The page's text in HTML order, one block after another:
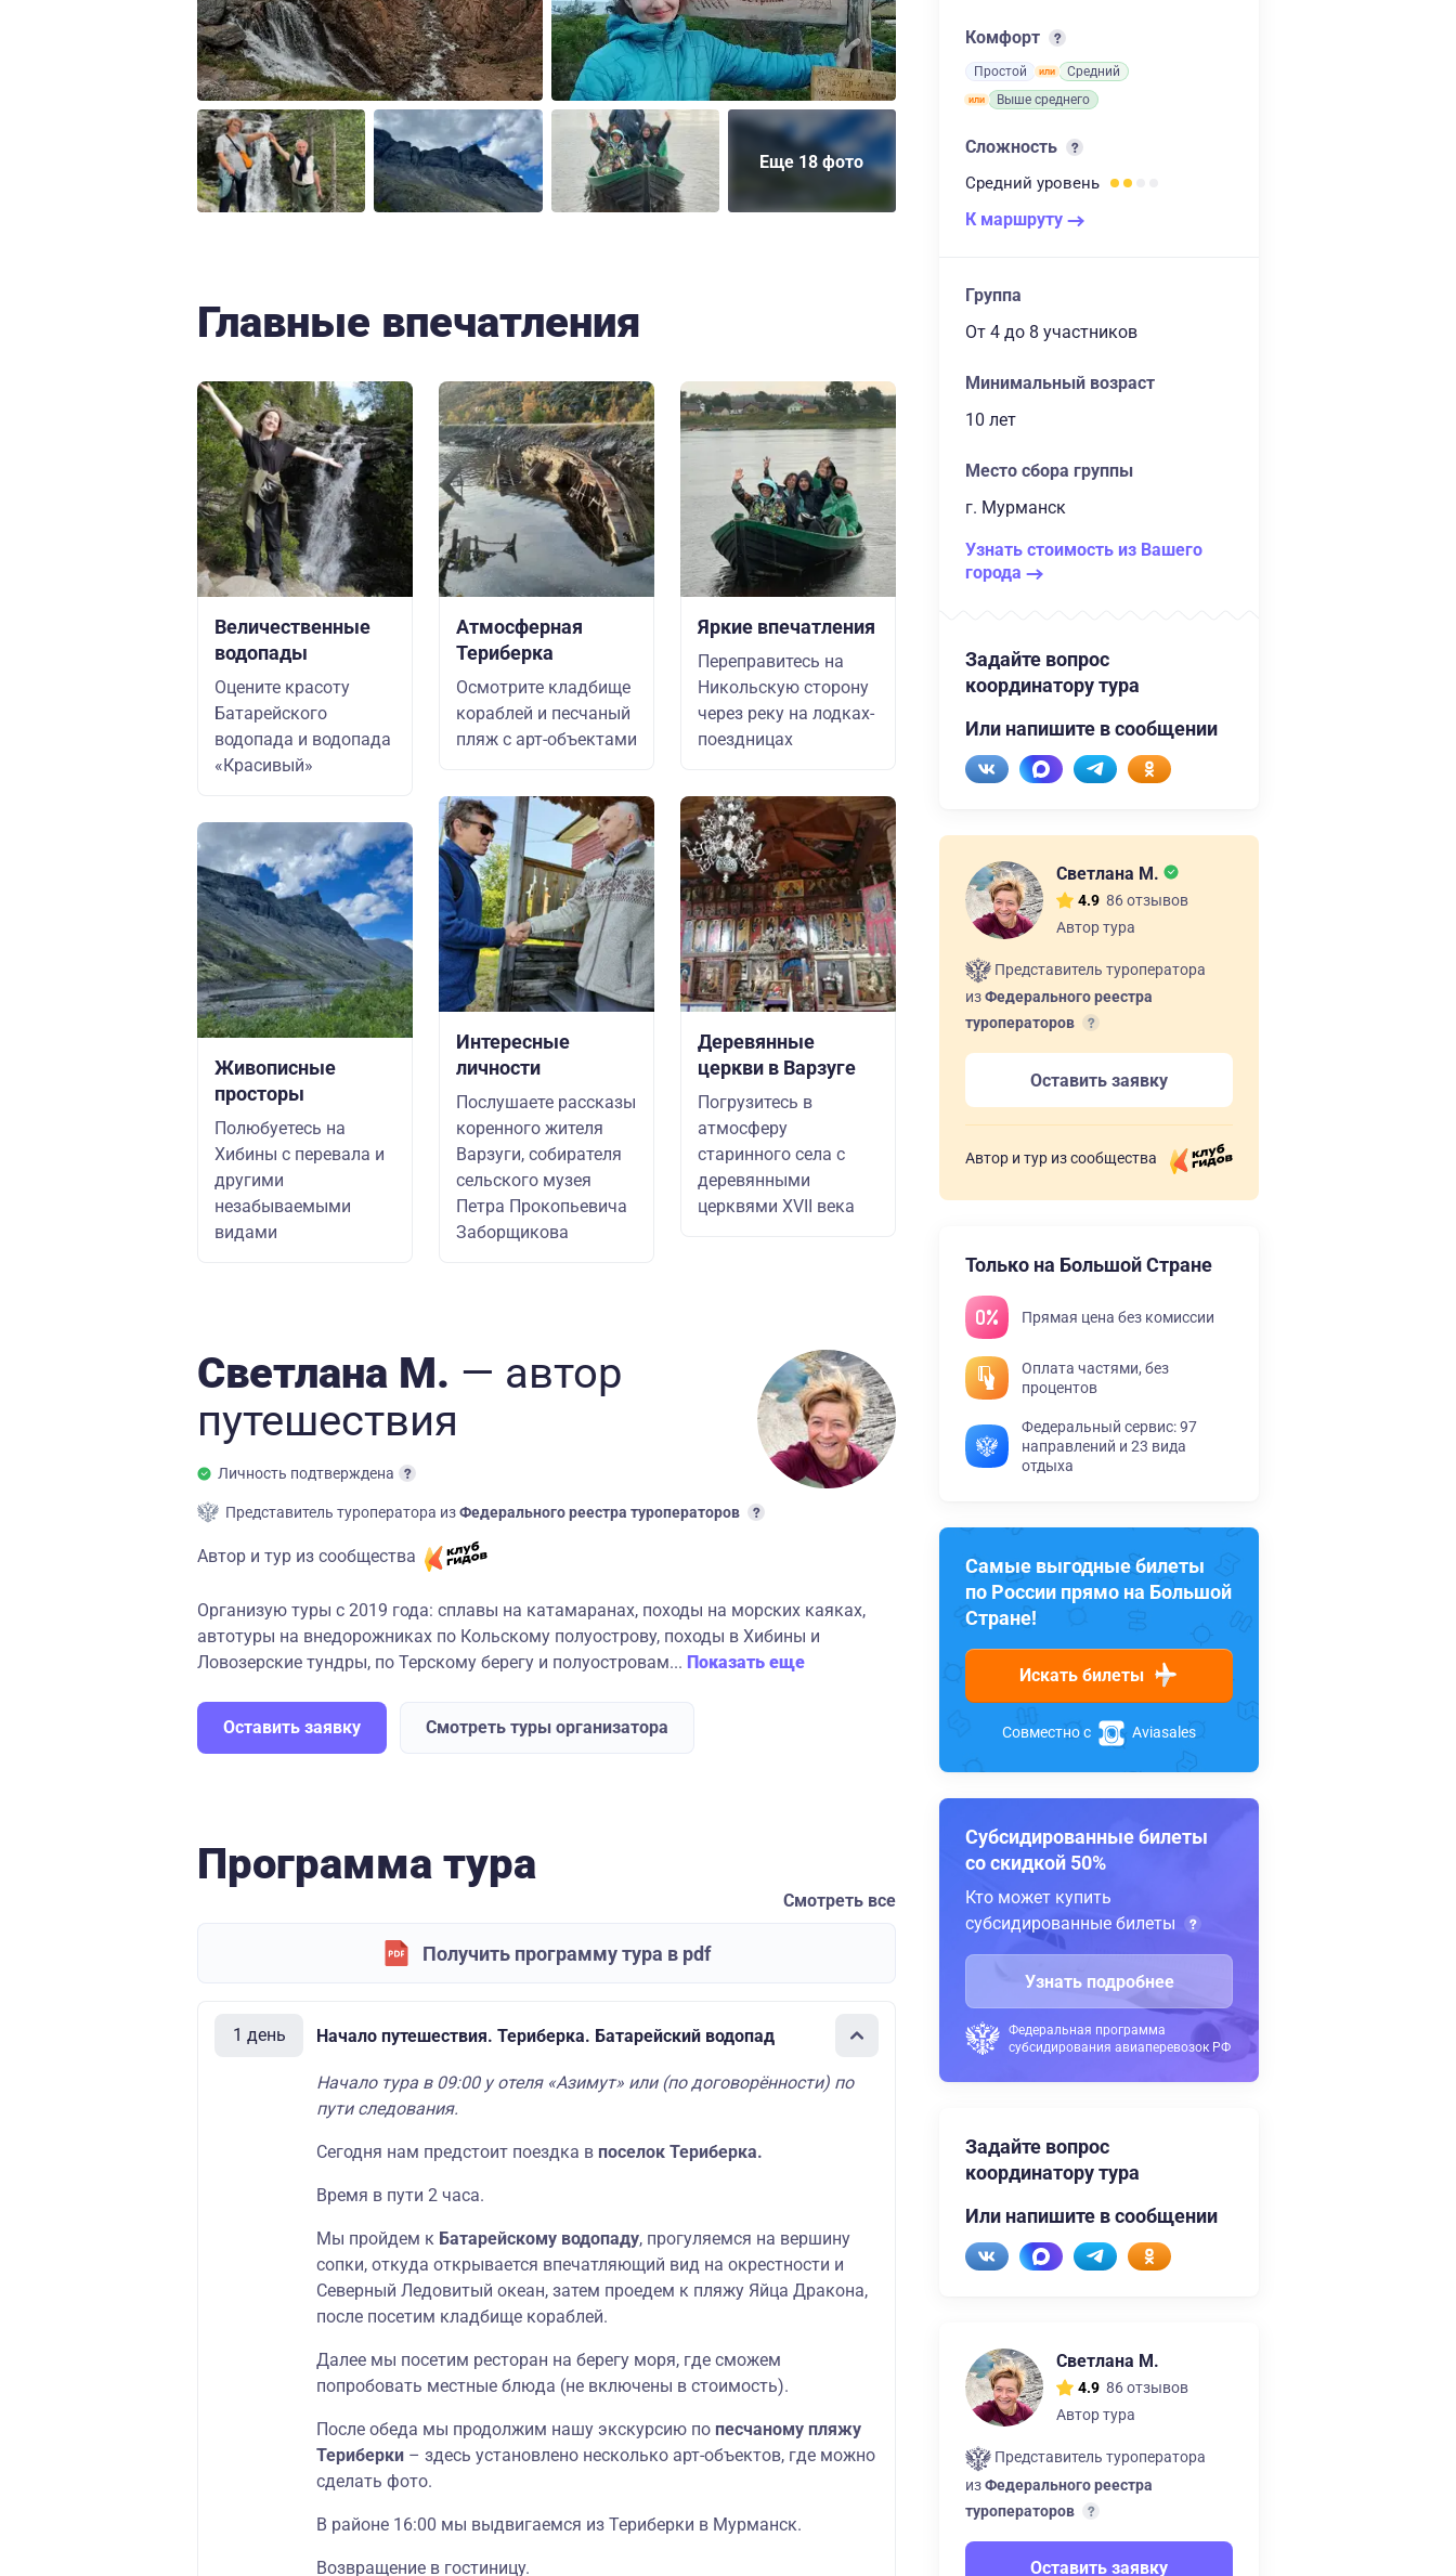
Еще 18 фото
Главные впечатления
Величественные
водопады
Оцените красоту
Батарейского
водопада и водопада
«Красивый»
Живописные
просторы
Полюбуетесь на
Хибины с перевала и
другими
незабываемыми
видами
Атмосферная
Териберка
Осмотрите кладбище
кораблей и песчаный
пляж с арт-объектами
Интересные
личности
Послушаете рассказы
коренного жителя
Варзуги, собирателя
сельского музея
Петра Прокопьевича
Заборщикова
Яркие впечатления
Переправитесь на
Никольскую сторону
через реку на лодках-
поездницах
Деревянные
церкви в Варзуге
Погрузитесь в
атмосферу
старинного села с
деревянными
церквями XVII века
Светлана М. — автор
путешествия
Личность подтверждена
Представитель туроператора изФедерального реестра туроператоров
Автор и тур из сообщества
Организую туры с 2019 года: сплавы на катамаранах, походы на морских каяках,
автотуры на внедорожниках по Кольскому полуострову, походы в Хибины и
Ловозерские тундры, по Терскому берегу и полуостровам... Показать еще
Оставить заявку Смотреть туры организатора
Программа тура
Смотреть все
Получить программу тура в pdf
1 день Начало путешествия. Териберка. Батарейский водопад
Начало тура в 09:00 у отеля «Азимут» или (по договорённости) по
пути следования.
Сегодня нам предстоит поездка в поселок Териберка.
Время в пути 2 часа.
Мы пройдем к Батарейскому водопаду, прогуляемся на вершину
сопки, откуда открывается впечатляющий вид на окрестности и
Северный Ледовитый океан, затем проедем к пляжу Яйца Дракона,
после посетим кладбище кораблей.
Далее мы посетим ресторан на берегу моря, где сможем
попробовать местные блюда (не включены в стоимость).
После обеда мы продолжим нашу экскурсию по песчаному пляжу
Териберки – здесь установлено несколько арт-объектов, где можно
сделать фото.
В районе 16:00 мы выдвигаемся из Териберки в Мурманск.
Возвращение в гостиницу.
Комфорт
Простой
Средний
Выше среднего
Сложность
Средний уровень
К маршруту
Группа
От 4 до 8 участников
Минимальный возраст
10 лет
Место сбора группы
г. Мурманск
Узнать стоимость из Вашего
города
Задайте вопрос
координатору тура
Или напишите в сообщении
Светлана М.
4.9 86 отзывов
Автор тура
Представитель туроператора
изФедерального реестра
туроператоров
Оставить заявку
Автор и тур из сообщества
Только на Большой Стране
Прямая цена без комиссии
Оплата частями, без
процентов
Федеральный сервис: 97
направлений и 23 вида
отдыха
Самые выгодные билеты
по России прямо на Большой
Стране!
Искать билеты
Совместно с Aviasales
Субсидированные билеты
со скидкой 50%
Кто может купить
субсидированные билеты
Узнать подробнее
Федеральная программа
субсидирования авиаперевозок РФ
Задайте вопрос
координатору тура
Или напишите в сообщении
Светлана М.
4.9 86 отзывов
Автор тура
Представитель туроператора
изФедерального реестра
туроператоров
Оставить заявку